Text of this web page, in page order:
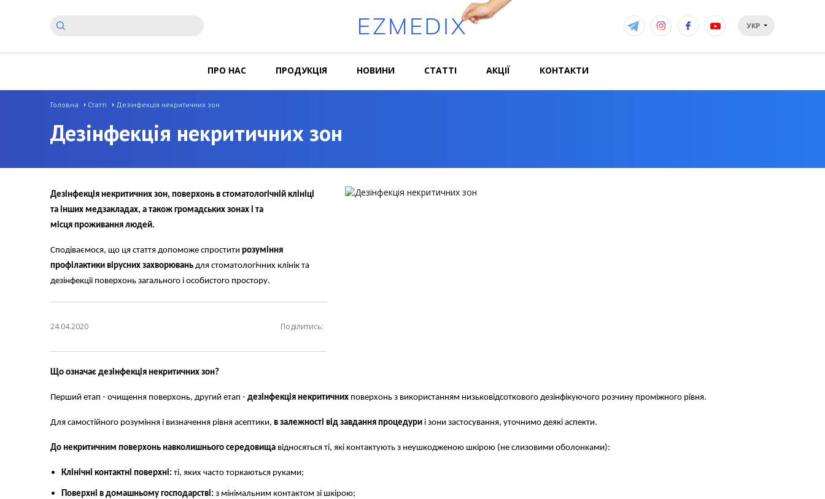
УКР
ПРО НАС ПРОДУКЦІЯ НОВИНИ СТАТТІ АКЦІЇ КОНТАКТИ
Головна Статті Дезінфекція некритичних зон
Дезінфекція некритичних зон
Дезінфекція некритичних зон, поверхонь в стоматологічній клініці
та інших медзакладах, а також громадських зонах і та
місця проживання людей.
Сподіваємося, що ця стаття допоможе спростити розуміння
профілактики вірусних захворювань для стоматологічних клінік та
дезінфекції поверхонь загального і особистого простору.
24.04.2020 Поділитись:
Що означає дезінфекція некритичних зон?
Перший етап - очищення поверхонь, другий етап - дезінфекція некритичних поверхонь з використанням низьковідсоткового дезінфікуючого розчину проміжного рівня.
Для самостійного розуміння і визначення рівня асептики, в залежності від завдання процедури і зони застосування, уточнимо деякі аспекти.
До некритичним поверхонь навколишнього середовища відносяться ті, які контактують з неушкодженою шкірою (не слизовими оболонками):
Клінічні контактні поверхні: ті, яких часто торкаються руками;
Поверхні в домашньому господарстві: з мінімальним контактом зі шкірою;